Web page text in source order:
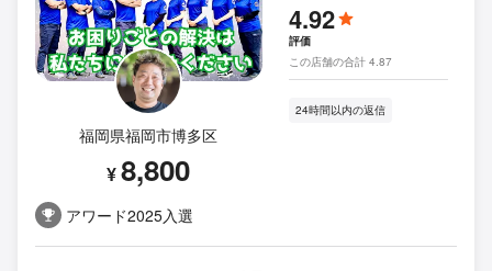
福岡県福岡市博多区
¥8,800
アワード2025入選
4.92
評価
この店舗の合計 4.87
24時間以内の返信